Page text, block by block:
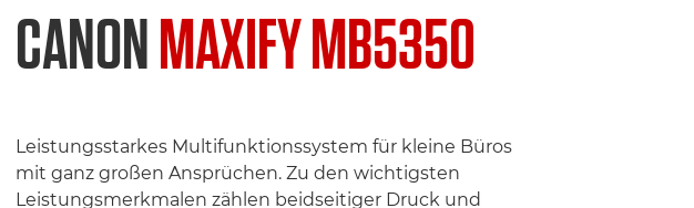
CANONMAXIFY MB5350
Leistungsstarkes Multifunktionssystem für kleine Büros
mit ganz großen Ansprüchen. Zu den wichtigsten
Leistungsmerkmalen zählen beidseitiger Druck und